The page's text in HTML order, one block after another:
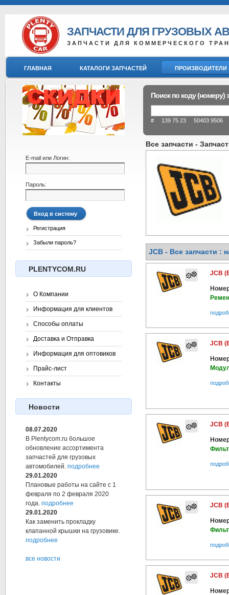
ЗАПЧАСТИ ДЛЯ ГРУЗОВЫХ
ЗАПЧАСТИ ДЛЯ КОММЕРЧЕСКОГО
ГЛАВНАЯ КАТАЛОГИ ЗАПЧАСТЕЙ ПРОИЗВОДИТЕЛИ
Поиск по коду (номеру)
# 139 75 23 50403 9506
Все запчасти -
JCB - Все запчасти :
JCB
JCB
JCB
JCB
JCB
E-mail или Логин:
Пароль:
Регистрация
Забыли пароль?
PLENTYCOM.RU
О Компании
Информация для клиентов
Способы оплаты
Доставка и Отправка
Информация для оптовиков
Прайс-лист
Контакты
Новости
08.07.2020
В Plentycom.ru большое
обновление ассортимента
запчастей для грузовых
автомобилей. подробнее
29.01.2020
Плановые работы на сайте с 1
февраля по 2 февраля 2020
года. подробнее
29.01.2020
Как заменить прокладку
клапанной крышки на грузовике.
подробнее
все новости